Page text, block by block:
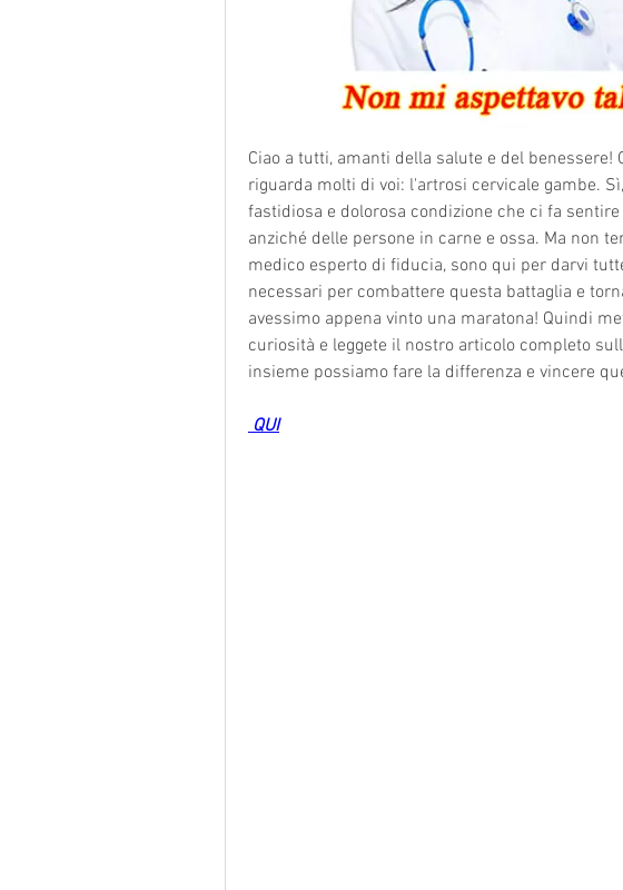
Ciao a tutti, amanti della salute e del benessere!
riguarda molti di voi: l'artrosi cervicale gambe.
fastidiosa e dolorosa condizione che ci fa
anziché delle persone in carne e ossa. Ma non
medico esperto di fiducia, sono qui per darvi
necessari per combattere questa battaglia e
avessimo appena vinto una maratona! Quindi
curiosità e leggete il nostro articolo completo
insieme possiamo fare la differenza e vincere
QUI